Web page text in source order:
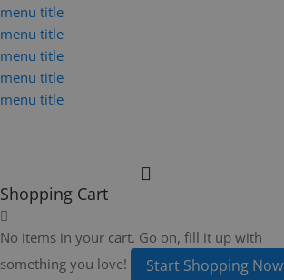
menu title
menu title
menu title
menu title
menu title
Shopping Cart
No items in your cart. Go on, fill it up with
something you love!
Start Shopping Now